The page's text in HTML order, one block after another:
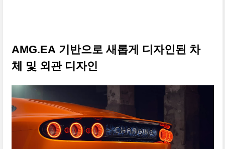
AMG.EA 기반으로 새롭게 디자인된 차
체 및 외관 디자인